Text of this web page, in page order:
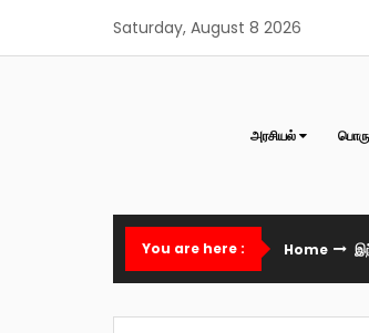
content
Saturday, August 8 2026
அரசியல்
You are here : Home